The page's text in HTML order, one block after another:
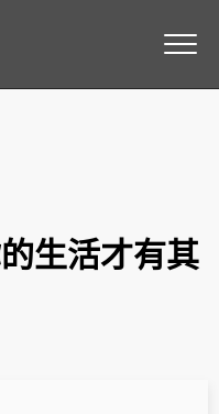
生活才有其